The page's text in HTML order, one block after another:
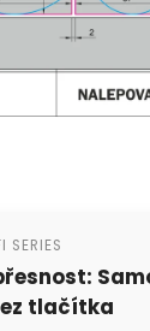
SERIES
tlačítka